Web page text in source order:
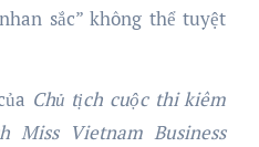
sắc” không thể tuyệt
Chủ tịch cuộc thi kiêm
Miss Vietnam Business